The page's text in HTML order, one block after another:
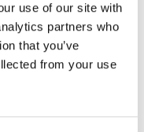
use of our site with
partners who
that you’ve
from your use